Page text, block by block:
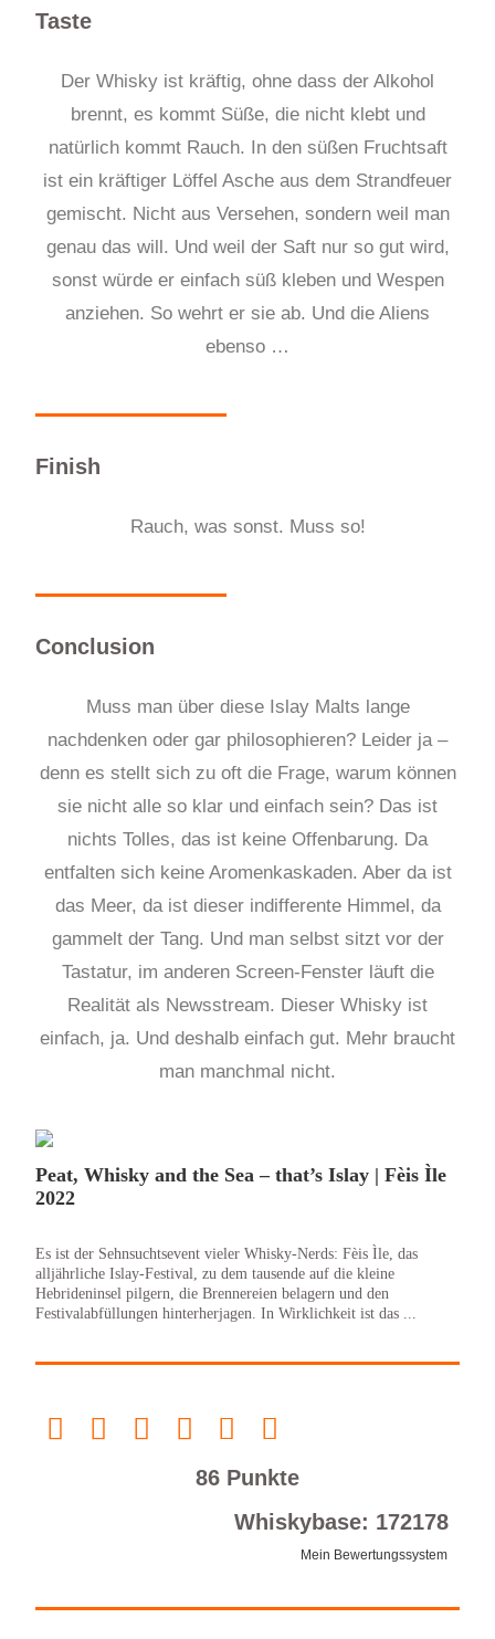
Taste
Der Whisky ist kräftig, ohne dass der Alkohol
brennt, es kommt Süße, die nicht klebt und
natürlich kommt Rauch. In den süßen Fruchtsaft
ist ein kräftiger Löffel Asche aus dem Strandfeuer
gemischt. Nicht aus Versehen, sondern weil man
genau das will. Und weil der Saft nur so gut wird,
sonst würde er einfach süß kleben und Wespen
anziehen. So wehrt er sie ab. Und die Aliens
ebenso …
Finish
Rauch, was sonst. Muss so!
Conclusion
Muss man über diese Islay Malts lange
nachdenken oder gar philosophieren? Leider ja –
denn es stellt sich zu oft die Frage, warum können
sie nicht alle so klar und einfach sein? Das ist
nichts Tolles, das ist keine Offenbarung. Da
entfalten sich keine Aromenkaskaden. Aber da ist
das Meer, da ist dieser indifferente Himmel, da
gammelt der Tang. Und man selbst sitzt vor der
Tastatur, im anderen Screen-Fenster läuft die
Realität als Newsstream. Dieser Whisky ist
einfach, ja. Und deshalb einfach gut. Mehr braucht
man manchmal nicht.
Peat, Whisky and the Sea – that’s Islay | Fèis Ìle
2022
Es ist der Sehnsuchtsevent vieler Whisky-Nerds: Fèis Ìle, das
alljährliche Islay-Festival, zu dem tausende auf die kleine
Hebrideninsel pilgern, die Brennereien belagern und den
Festivalabfüllungen hinterherjagen. In Wirklichkeit ist das ...
86 Punkte
Whiskybase: 172178
Mein Bewertungssystem